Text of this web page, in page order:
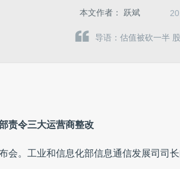
本文作者： 跃斌
导语：估值被砍一半
责令三大运营商整改
会。工业和信息化部信息通信发展司司